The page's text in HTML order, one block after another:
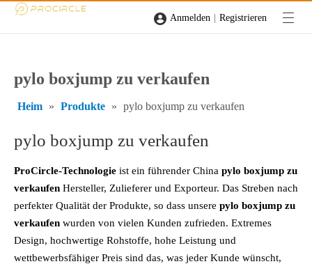
Anmelden | Registrieren
pylo boxjump zu verkaufen
Heim » Produkte » pylo boxjump zu verkaufen
pylo boxjump zu verkaufen
ProCircle-Technologie ist ein führender China pylo boxjump zu
verkaufen Hersteller, Zulieferer und Exporteur. Das Streben nach
perfekter Qualität der Produkte, so dass unsere pylo boxjump zu
verkaufen wurden von vielen Kunden zufrieden. Extremes
Design, hochwertige Rohstoffe, hohe Leistung und
wettbewerbsfähiger Preis sind das, was jeder Kunde wünscht,